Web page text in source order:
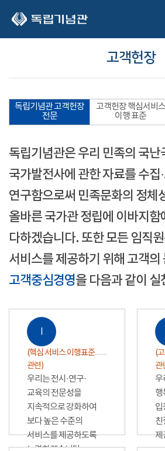
고객헌장
독립기념관 고객헌장
전문
고객헌장 핵심서비스
이행 표준
독립기념관은 우리 민족의 국난
국가발전사에 관한 자료를 수집·
연구함으로써 민족문화의 정체
올바른 국가관 정립에 이바지함
다하겠습니다. 또한 모든 임직
서비스를 제공하기 위해 고객의
고객중심경영을 다음과 같이
Ⅰ
(핵심 서비스 이행표준
관련)
우리는 전시·연구·
교육의 전문성을
지속적으로 강화하여
보다 높은 수준의
서비스를 제공하도록
(
관
우
행
입
친
제